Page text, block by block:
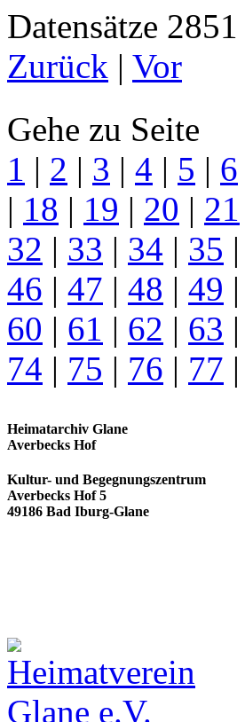
Datensätze
Zurück | Vor
Gehe zu Seite
1 | 2 | 3 | 4 | 5 | 6
| 18 | 19 | 20 | 21
32 | 33 | 34 | 35 |
46 | 47 | 48 | 49 |
60 | 61 | 62 | 63 |
74 | 75 | 76 | 77 |
Heimatarchiv Glane
Averbecks Hof
Kultur- und Begegnungszentrum
Averbecks Hof 5
49186 Bad Iburg-Glane